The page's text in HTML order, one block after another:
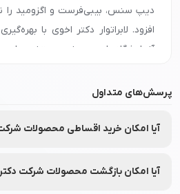
دیپ سنس، بیبی‌فرست و اگزومید را
افزود. لابراتوار دکتر اخوی با
آزمایشگاه‌های مجهز و
نشاط رخ با معرفی محصولات این
برای خرید عمده محصولاتشرکت
جهت دریافت نمایندگی و پخش
اصفهان، تهران، مشهد، شیراز، تبریز و
پرسش‌های متداول
آیا امکان خرید اقساطی محصولات
اینترنتی نشاط رخ به صورت اعتباری و
آیا امکان بازگشت محصولات شرکت